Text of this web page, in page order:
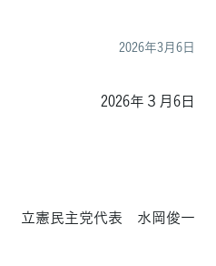
2026年3月6日
2026年３月6日
立憲民主党代表 水岡俊一